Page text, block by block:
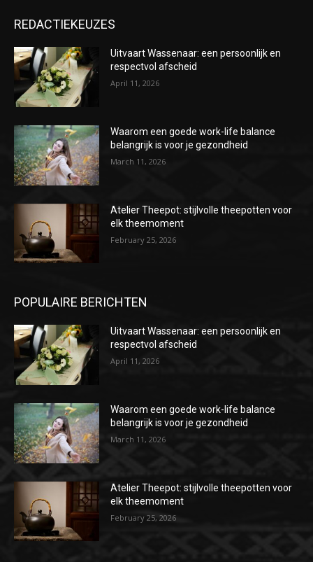
REDACTIEKEUZES
Uitvaart Wassenaar: een persoonlijk en
respectvol afscheid
April 11, 2026
Waarom een goede work-life balance
belangrijk is voor je gezondheid
March 11, 2026
Atelier Theepot: stijlvolle theepotten voor
elk theemoment
February 25, 2026
POPULAIRE BERICHTEN
Uitvaart Wassenaar: een persoonlijk en
respectvol afscheid
April 11, 2026
Waarom een goede work-life balance
belangrijk is voor je gezondheid
March 11, 2026
Atelier Theepot: stijlvolle theepotten voor
elk theemoment
February 25, 2026